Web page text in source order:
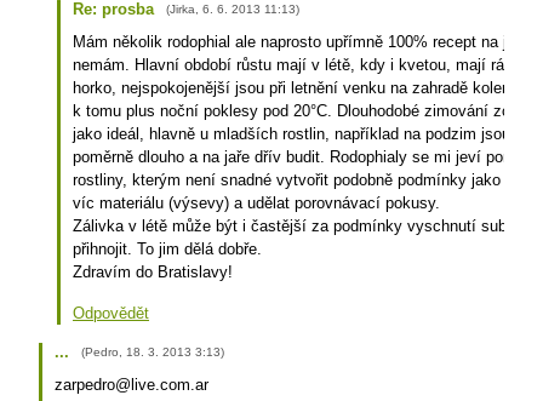
Re: prosba (Jirka 6. 6. 2013 11:13)
Mám několik rodophial ale naprosto upřímně 100% recept na
nemám. Hlavní období růstu mají v létě, kdy i kvetou, mají rádi
horko, nejspokojenější jsou při letnění venku na zahradě kolem
k tomu plus noční poklesy pod 20°C. Dlouhodobé zimování zcela
jako ideál, hlavně u mladších rostlin, například na podzim jsou
poměrně dlouho a na jaře dřív budit. Rodophialy se mi jeví
rostliny, kterým není snadné vytvořit podobně podmínky jako v
víc materiálu (výsevy) a udělat porovnávací pokusy.
Zálivka v létě může být i častější za podmínky vyschnutí
přihnojit. To jim dělá dobře.
Zdravím do Bratislavy!
Odpovědět
... (Pedro 18. 3. 2013 3:13)
zarpedro@live.com.ar